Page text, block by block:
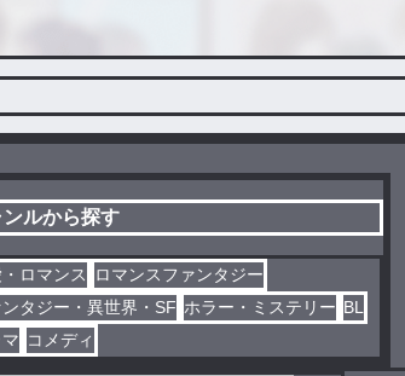
ンルから探す
ロマンス
ロマンスファンタジー
タジー・異世界・SF ホラー・ミステリー BL
マ コメディ